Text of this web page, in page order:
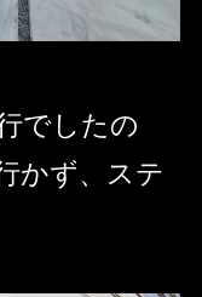
でしたの
かず、ステ